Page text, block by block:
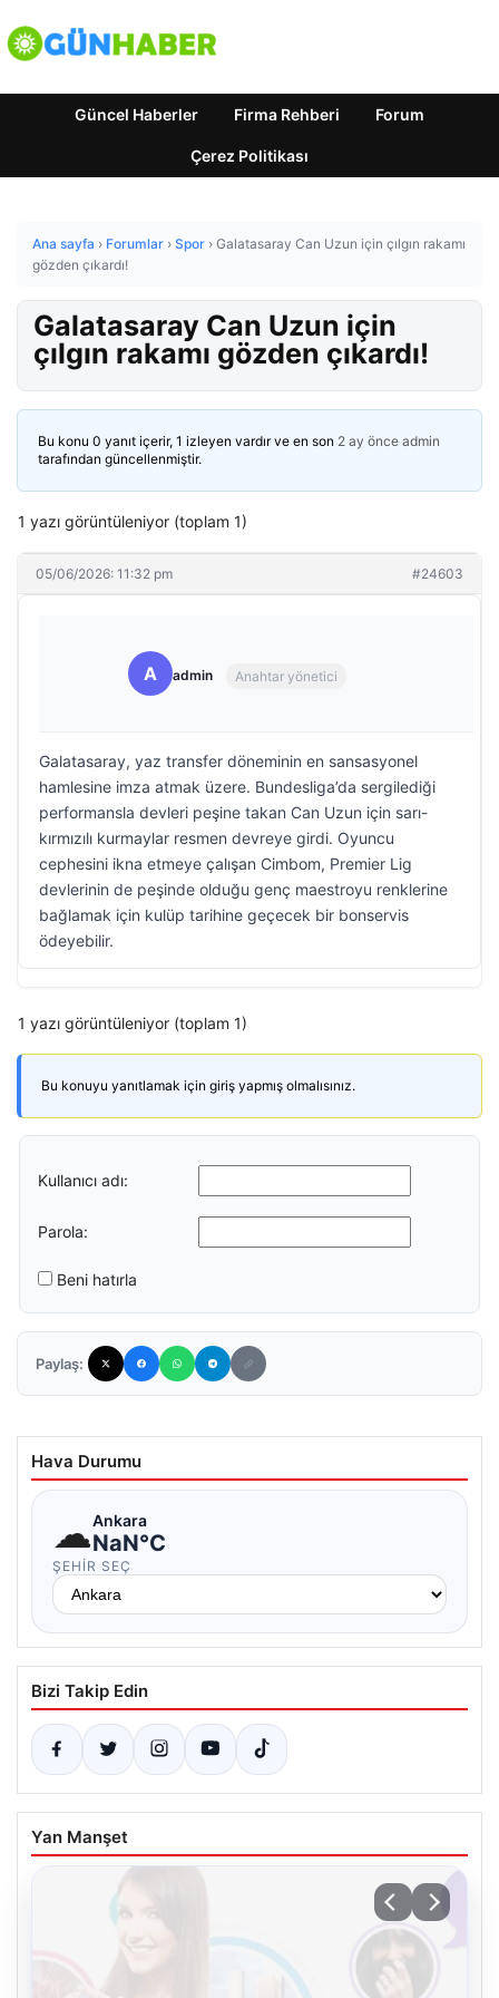
Güncel Haberler Firma Rehberi Forum
Çerez Politikası
Ana sayfa › Forumlar › Spor › Galatasaray Can Uzun için çılgın rakamı
gözden çıkardı!
Galatasaray Can Uzun için
çılgın rakamı gözden çıkardı!
Bu konu 0 yanıt içerir, 1 izleyen vardır ve en son 2 ay önce admin
tarafından güncellenmiştir.
1 yazı görüntüleniyor (toplam 1)
05/06/2026: 11:32 pm #24603
A admin Anahtar yönetici
Galatasaray, yaz transfer döneminin en sansasyonel
hamlesine imza atmak üzere. Bundesliga’da sergilediği
performansla devleri peşine takan Can Uzun için sarı-
kırmızılı kurmaylar resmen devreye girdi. Oyuncu
cephesini ikna etmeye çalışan Cimbom, Premier Lig
devlerinin de peşinde olduğu genç maestroyu renklerine
bağlamak için kulüp tarihine geçecek bir bonservis
ödeyebilir.
1 yazı görüntüleniyor (toplam 1)
Bu konuyu yanıtlamak için giriş yapmış olmalısınız.
Kullanıcı adı:
Parola:
Beni hatırla
Paylaş:
Hava Durumu
☁Ankara
NaN°C
ŞEHIR SEÇ
Bizi Takip Edin
Yan Manşet